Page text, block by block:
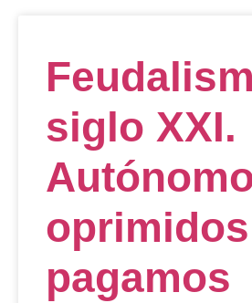
siglo XXI.
pagamos